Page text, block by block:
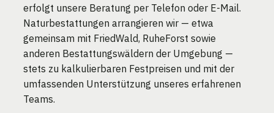
erfolgt unsere Beratung per Telefon oder E-Mail.
Naturbestattungen arrangieren wir — etwa
gemeinsam mit FriedWald, RuheForst sowie
anderen Bestattungswäldern der Umgebung —
stets zu kalkulierbaren Festpreisen und mit der
umfassenden Unterstützung unseres erfahrenen
Teams.